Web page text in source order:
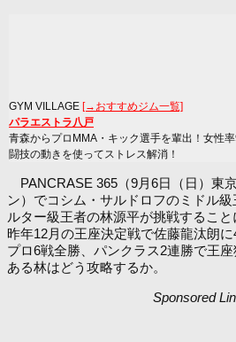
GYM VILLAGE [→おすすめジム一覧]
パラエストラ八戸
青森からプロMMA・キック選手を輩出！女性
闘技の動きを使ってストレス解消！
PANCRASE 365（9月6日（日）東
ン）でコシム・サルドロフのミドル
ルター級王者の林源平が挑戦するこ
昨年12月の王座決定戦で佐藤龍汰朗に
プロ6戦全勝、パンクラス2連勝で王
ある林はどう攻略するか。
Sponsored